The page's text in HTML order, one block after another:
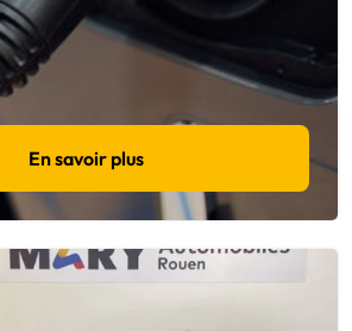
En savoir plus